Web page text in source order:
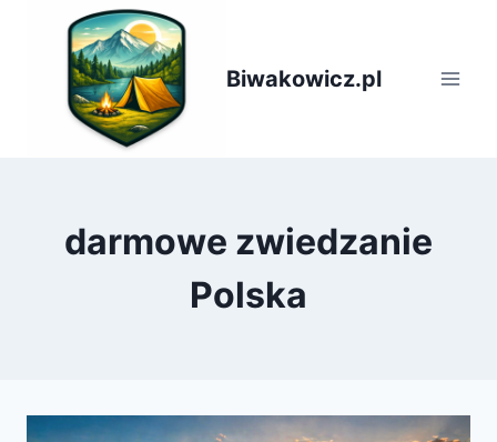
Biwakowicz.pl
darmowe zwiedzanie
Polska